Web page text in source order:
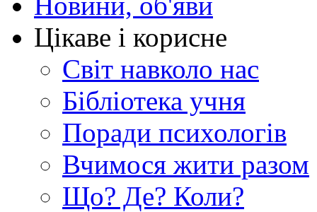
Цікаве і корисне
Світ навколо нас
Бібліотека учня
Поради психологів
Вчимося жити разом
Що? Де? Коли?